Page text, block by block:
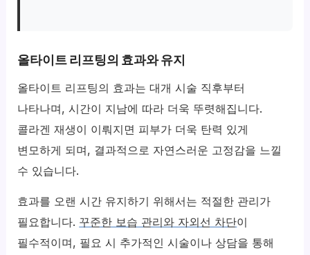
올타이트 리프팅의 효과와 유지
올타이트 리프팅의 효과는 대개 시술 직후부터
나타나며, 시간이 지남에 따라 더욱 뚜렷해집니다.
콜라겐 재생이 이뤄지면 피부가 더욱 탄력 있게
변모하게 되며, 결과적으로 자연스러운 고정감을 느낄
수 있습니다.
효과를 오랜 시간 유지하기 위해서는 적절한 관리가
필요합니다. 꾸준한 보습 관리와 자외선 차단이
필수적이며, 필요 시 추가적인 시술이나 상담을 통해